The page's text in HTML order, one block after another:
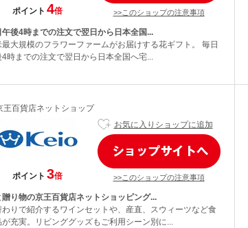
ポイント 4倍 >>このショップの注意事項
午後4時までの注文で翌日から日本全国...
最大規模のフラワーファームがお届けする花ギフト。 毎日
4時までの注文で翌日から日本全国へ宅...
王百貨店ネットショップ
ポイント 3倍
お気に入りショップに追加
>>このショップの注意事項
贈り物の京王百貨店ネットショッピング...
わりで紹介するワインセットや、産直、スウィーツなど食
が充実。リビンググッズもご利用シーン別に...